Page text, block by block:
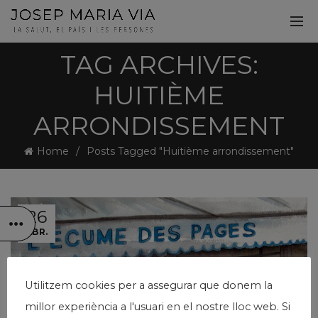
TAG ARCHIVES:
HUITIÈME
ARRONDISSEMENT
Home Posts Tagged "Huitième arrondissement"
26
ABR.
Utilitzem cookies per a assegurar que donem la
millor experiència a l'usuari en el nostre lloc web. Si